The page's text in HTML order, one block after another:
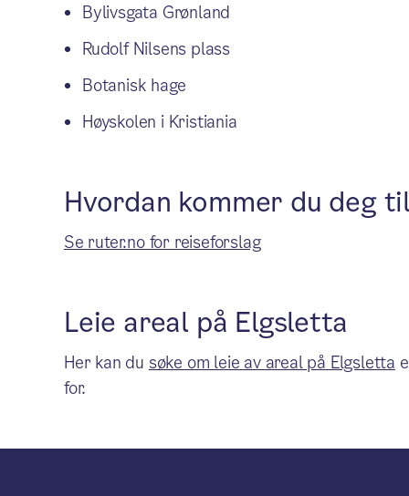
Bylivsgata Grønland
Rudolf Nilsens plass
Botanisk hage
Høyskolen i Kristiania
Hvordan kommer du deg
Se ruter.no for reiseforslag
Leie areal på Elgsletta
Her kan du søke om leie av areal på Elgsletta
for.